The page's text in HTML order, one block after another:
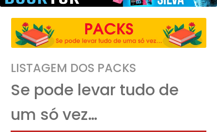
LISTAGEM DOS PACKS
Se pode levar tudo de
um só vez…